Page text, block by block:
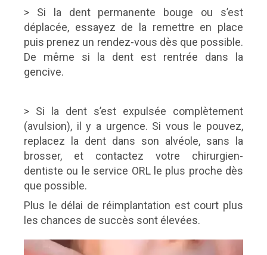
> Si la dent permanente bouge ou s’est
déplacée, essayez de la remettre en place
puis prenez un rendez-vous dès que possible.
De même si la dent est rentrée dans la
gencive.
> Si la dent s’est expulsée complètement
(avulsion), il y a urgence. Si vous le pouvez,
replacez la dent dans son alvéole, sans la
brosser, et contactez votre chirurgien-
dentiste ou le service ORL le plus proche dès
que possible.
Plus le délai de réimplantation est court plus
les chances de succès sont élevées.